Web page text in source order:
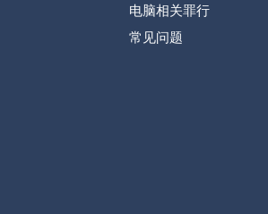
电脑相关罪行
常见问题